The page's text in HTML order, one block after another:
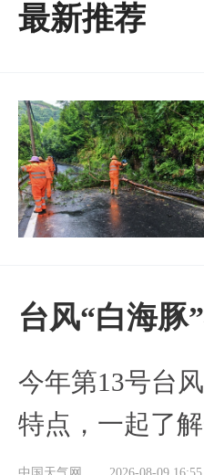
最新推荐
台风“白海豚
今年第13号台
特点，一起了